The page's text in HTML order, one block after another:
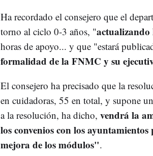
Ha recordado el consejero que el
torno al ciclo 0-3 años, "actualizando
horas de apoyo... y que "estará
formalidad de la FNMC y su
El consejero ha precisado que la
en cuidadoras, 55 en total, y supone
a la resolución, ha dicho, vendrá la
los convenios con los
mejora de los módulos".